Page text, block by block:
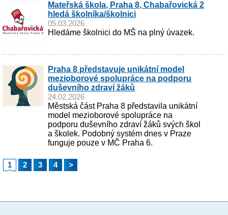
Mateřská škola, Praha 8, Chabařovická 2
hledá školníka/školnici
05.03.2026
Hledáme školnici do MŠ na plný úvazek.
Praha 8 představuje unikátní model
mezioborové spolupráce na podporu
duševního zdraví žáků
24.02.2026
Městská část Praha 8 představila unikátní
model mezioborové spolupráce na
podporu duševního zdraví žáků svých škol
a školek. Podobný systém dnes v Praze
funguje pouze v MČ Praha 6.
1 2 3 4 >